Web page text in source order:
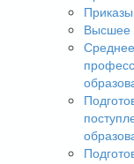
Высшее
Среднее